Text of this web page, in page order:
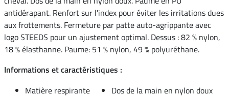
antidérapant. Renfort sur l'index pour éviter les irritations dues
aux frottements. Fermeture par patte auto-agrippante avec
logo STEEDS pour un ajustement optimal. Dessus : 82 % nylon,
18 % élasthanne. Paume: 51 % nylon, 49 % polyuréthane.
Informations et caractéristiques :
Matière respirante
Dos de la main en nylon doux